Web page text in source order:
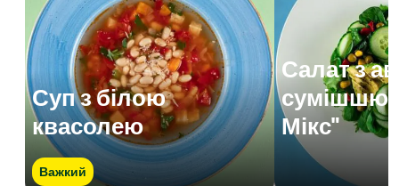
Суп з білою
квасолею
Важкий
Салат з
сумішшю
Мікс"